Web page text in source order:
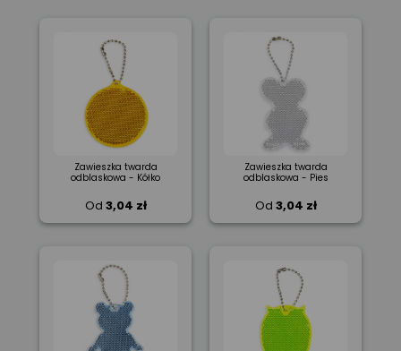
Zawieszka twarda
odblaskowa - Kółko
Od 3,04 zł
Zawieszka twarda
odblaskowa - Pies
Od 3,04 zł